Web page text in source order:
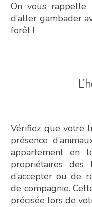
On vous rappelle
d’aller gambader
forêt !
Vérifiez que votre
présence
appartement en
propriétaires
d’accepter ou de
de compagnie.
précisée lors de